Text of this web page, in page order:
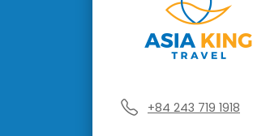
+84 243 719 1918